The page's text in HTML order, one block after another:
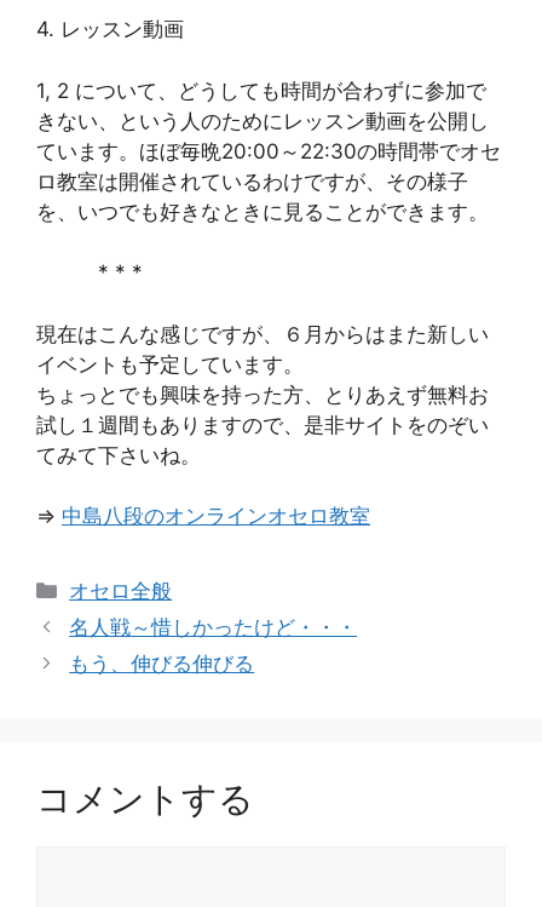
4. レッスン動画
1, 2 について、どうしても時間が合わずに参加で
きない、という人のためにレッスン動画を公開し
ています。ほぼ毎晩20:00～22:30の時間帯でオセ
ロ教室は開催されているわけですが、その様子
を、いつでも好きなときに見ることができます。
* * *
現在はこんな感じですが、６月からはまた新しい
イベントも予定しています。
ちょっとでも興味を持った方、とりあえず無料お
試し１週間もありますので、是非サイトをのぞい
てみて下さいね。
⇒ 中島八段のオンラインオセロ教室
カ
テ
リ
オセロ全般
名人戦～惜しかったけど・・・
もう、伸びる伸びる
コメントする